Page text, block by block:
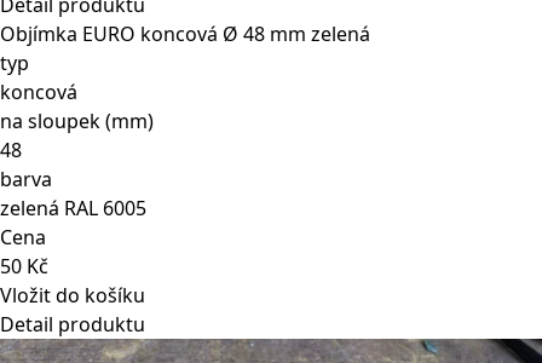
Objímka EURO koncová Ø 48 mm zelená
typ
koncová
na sloupek (mm)
48
barva
zelená RAL 6005
Cena
50 Kč
Vložit do košíku
Detail produktu